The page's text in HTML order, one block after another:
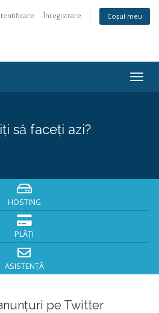
Înregistrare Coșul meu
să faceți azi?
HOSTING
PLĂȚI
ASISTENȚĂ
pe Twitter